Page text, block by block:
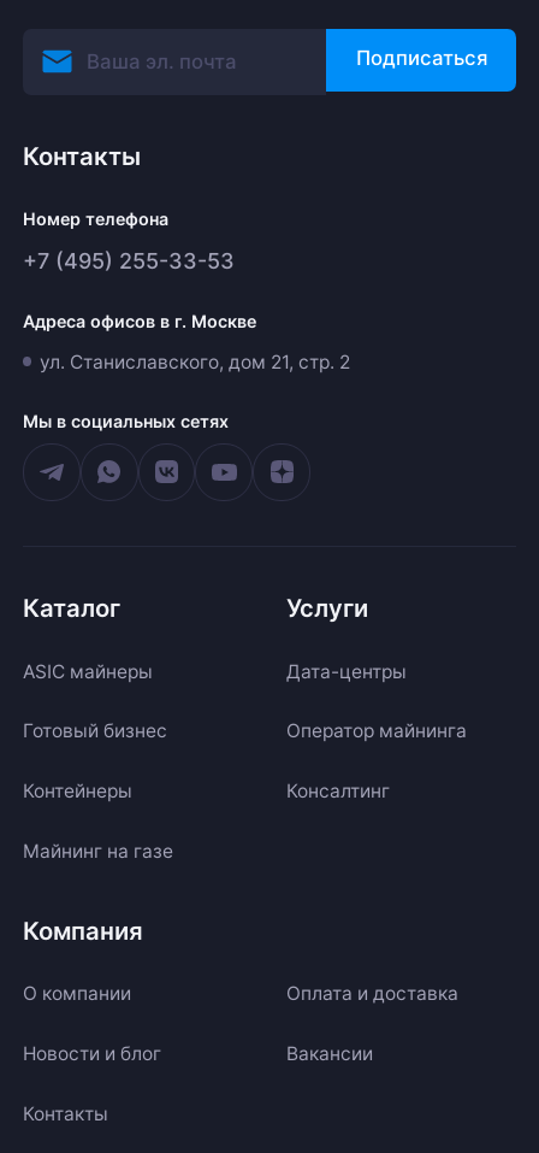
Подписаться
Контакты
Номер телефона
+7 (495) 255-33-53
Адреса офисов в г. Москве
ул. Станиславского, дом 21, стр. 2
Мы в социальных сетях
Каталог
ASIC майнеры
Готовый бизнес
Контейнеры
Майнинг на газе
Услуги
Дата-центры
Оператор майнинга
Консалтинг
Компания
О компании Оплата и доставка
Новости и блог Вакансии
Контакты